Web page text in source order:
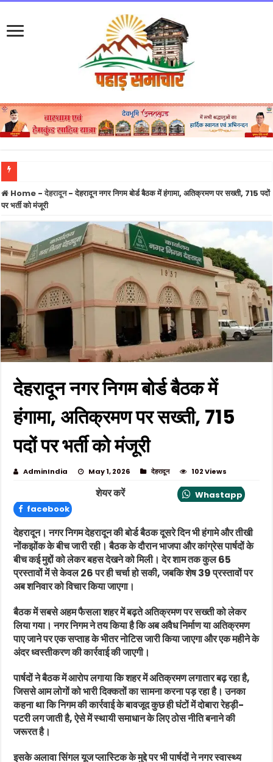
फुकेट-दिल्ली उड़ान के पायलट का डोप टेस्ट पॉजिटिव होने का दावा, एयर इंडिया ने नहीं की पुष्टि
Home - देहरादून- देहरादून नगर निगम बोर्ड बैठक में हंगामा, अतिक्रमण पर सख्ती, 715 पदों
पर भर्ती को मंजूरी
देहरादून नगर निगम बोर्ड बैठक में
हंगामा, अतिक्रमण पर सख्ती, 715
पदों पर भर्ती को मंजूरी
AdminIndia May 1, 2026 देहरादून 102 Views
शेयर करें
Whastapp
facebook
देहरादून। नगर निगम देहरादून की बोर्ड बैठक दूसरे दिन भी हंगामे और तीखी
नोंकझोंक के बीच जारी रही। बैठक के दौरान भाजपा और कांग्रेस पार्षदों के
बीच कई मुद्दों को लेकर बहस देखने को मिली। देर शाम तक कुल 65
प्रस्तावों में से केवल 26 पर ही चर्चा हो सकी, जबकि शेष 39 प्रस्तावों पर
अब शनिवार को विचार किया जाएगा।
बैठक में सबसे अहम फैसला शहर में बढ़ते अतिक्रमण पर सख्ती को लेकर
लिया गया। नगर निगम ने तय किया है कि अब अवैध निर्माण या अतिक्रमण
पाए जाने पर एक सप्ताह के भीतर नोटिस जारी किया जाएगा और एक महीने के
अंदर ध्वस्तीकरण की कार्रवाई की जाएगी।
पार्षदों ने बैठक में आरोप लगाया कि शहर में अतिक्रमण लगातार बढ़ रहा है,
जिससे आम लोगों को भारी दिक्कतों का सामना करना पड़ रहा है। उनका
कहना था कि निगम की कार्रवाई के बावजूद कुछ ही घंटों में दोबारा रेहड़ी-
पटरी लग जाती है, ऐसे में स्थायी समाधान के लिए ठोस नीति बनाने की
जरूरत है।
इसके अलावा सिंगल यूज प्लास्टिक के मुद्दे पर भी पार्षदों ने नगर स्वास्थ्य